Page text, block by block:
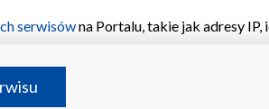
serwisówna Portalu, takie jak adresy
na urządzeniu lub dostęp do nich,
treści, wyboru